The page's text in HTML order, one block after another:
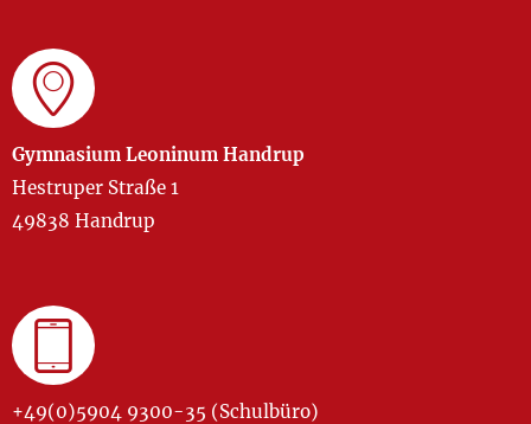
Gymnasium Leoninum Handrup
Hestruper Straße 1
49838 Handrup
+49(0)5904 9300-35 (Schulbüro)